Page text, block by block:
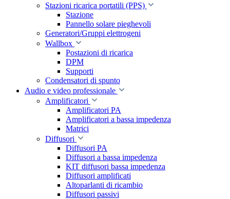
Stazioni ricarica portatili (PPS)
Stazione
Pannello solare pieghevoli
Generatori/Gruppi elettrogeni
Wallbox
Postazioni di ricarica
DPM
Supporti
Condensatori di spunto
Audio e video professionale
Amplificatori
Amplificatori PA
Amplificatori a bassa impedenza
Matrici
Diffusori
Diffusori PA
Diffusori a bassa impedenza
KIT diffusori bassa impedenza
Diffusori amplificati
Altoparlanti di ricambio
Diffusori passivi